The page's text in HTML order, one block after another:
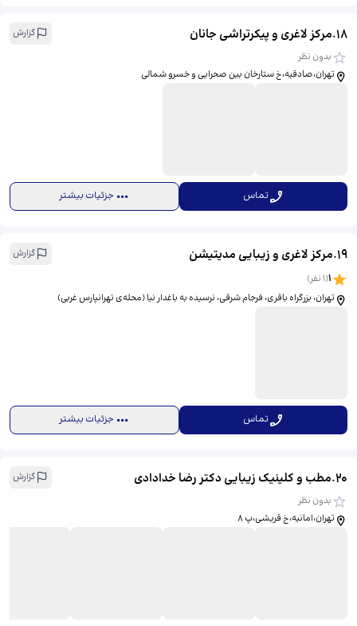
18
.مرکز لاغری و پیکرتراشی جانان
گزارش
بدون نظر
تهران،صادقیه،خ ستارخان بین صحرایی و خسرو شمالی
تماس جزئیات بیشتر
19
.مرکز لاغری و زیبایی مدیتیشن گزارش
1
(
1 نفر)
تهران، بزرگراه باقری، فرجام شرقی، نرسیده به باغدار نیا (محله‌ی تهرانپارس غربی)
تماس جزئیات بیشتر
20
.مطب و کلینیک زیبایی دکتر رضا خدادادی
گزارش
بدون نظر
تهران،امانیه،خ قریشی،پ ۸